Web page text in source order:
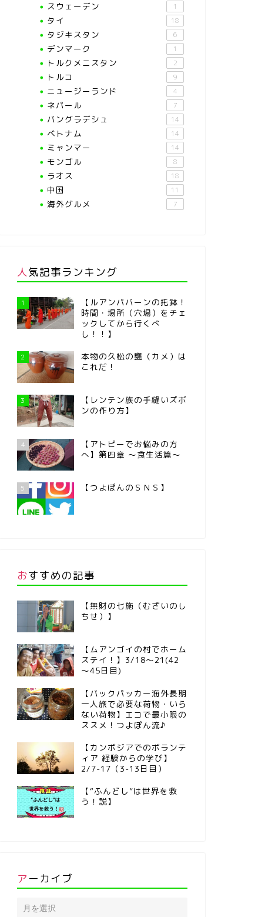
スウェーデン 1
タイ 18
タジキスタン 6
デンマーク 1
トルクメニスタン 2
トルコ 9
ニュージーランド 4
ネパール 7
バングラデシュ 14
ベトナム 14
ミャンマー 14
モンゴル 8
ラオス 18
中国 11
海外グルメ 7
人気記事ランキング
1
【ルアンパバーンの托鉢！
時間・場所（穴場）をチェ
ックしてから行くべ
し！！】
2
本物の久松の甕（カメ）は
これだ！
3
【レンテン族の手縫いズボ
ンの作り方】
4
【アトピーでお悩みの方
へ】第四章 ～食生活篇～
5 【つよぽんのＳＮＳ】
おすすめの記事
【無財の七施（むざいのし
ちせ）】
【ムアンゴイの村でホーム
ステイ！】3/18～21(42
～45日目)
【バックパッカー海外長期
一人旅で必要な荷物・いら
ない荷物】エコで最小限の
ススメ！つよぽん流♪
【カンボジアでのボランテ
ィア 経験からの学び】
2/7-17（3-13日目）
【“ふんどし”は世界を救
う！説】
アーカイブ